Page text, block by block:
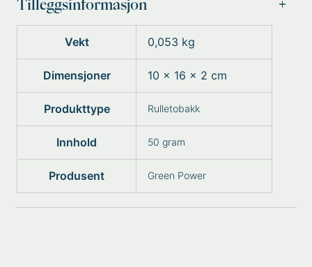
Tilleggsinformasjon
Vekt 0,053 kg
Dimensjoner 10 × 16 × 2 cm
Produkttype Rulletobakk
Innhold 50 gram
Produsent Green Power